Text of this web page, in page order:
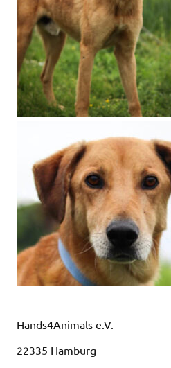
Hands4Animals e.V.
22335 Hamburg